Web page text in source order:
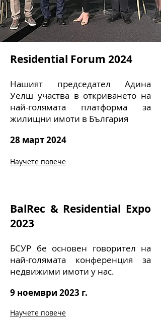
Residential Forum 2024
Нашият председател Адина
Уелш участва в откриването на
най-голямата платформа за
жилищни имоти в България
28 март 2024
Научете повече
BalRec & Residential Expo
2023
БСУР бе основен говорител на
най-голямата конференция за
недвижими имоти у нас.
9 ноември 2023 г.
Научете повече